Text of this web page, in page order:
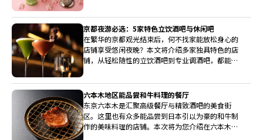
甜点在外观和口感上都充满了京都的风情。不妨来
品尝一下这些充满京都特色的甜品吧。
京都夜游必选：5家特色立饮酒吧与休闲吧
在繁华的京都观光结束后，何不找家能放松身心的
店铺享受悠闲夜晚？本文将介绍多家独具特色的店
铺，从轻松随性的立饮酒吧到专业调酒吧，都能品
六本木地区能品尝和牛料理的餐厅
东京六本木是汇聚高级餐厅与精致酒吧的美食街
区。这里也有众多能品尝到日本引以为豪的和牛制
作的美味料理的店铺。本次将为您介绍在六本木能